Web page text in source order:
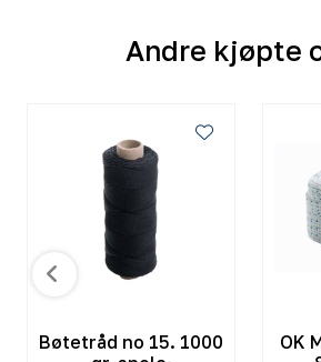
Andre kjøpte
Bøtetråd no 15. 1000
OK